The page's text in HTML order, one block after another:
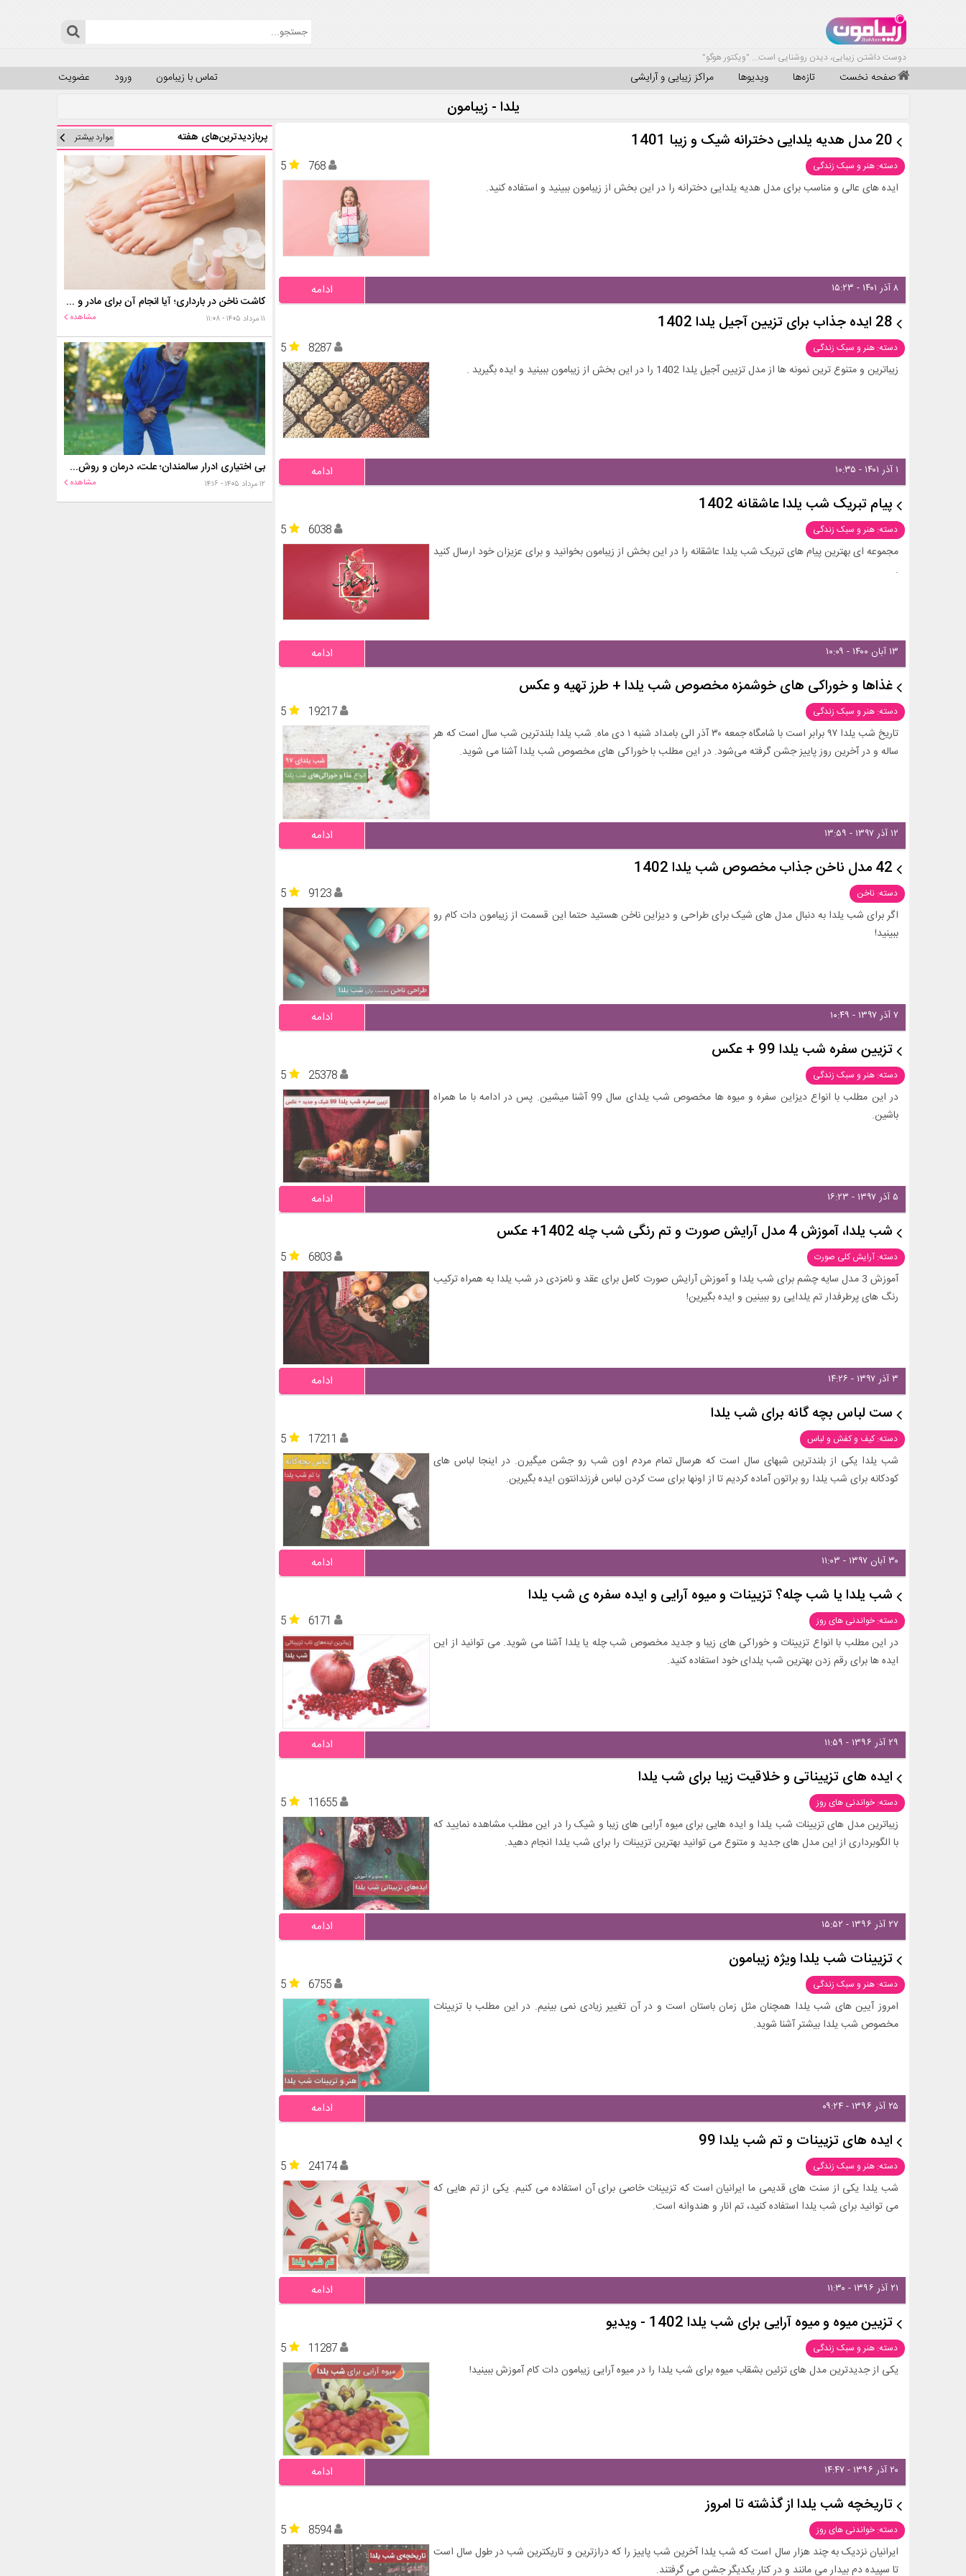
دوست داشتن زیبایی، دیدن روشنایی است... "ویکتور هوگو"
صفحه نخست تازه‌ها ویدیوها مراکز زیبایی و آرایشی عضویت ورود تماس با زیبامون
یلدا - زیبامون
20 مدل هدیه یلدایی دخترانه شیک و زیبا 1401
دسته: هنر و سبک زندگی 5
768
ایده های عالی و مناسب برای مدل هدیه یلدایی دخترانه را در این بخش از زیبامون ببینید و استفاده کنید.
۸ آذر ۱۴۰۱ - ۱۵:۲۳ ادامه
28 ایده جذاب برای تزیین آجیل یلدا 1402
دسته: هنر و سبک زندگی 5
8287
زیباترین و متنوع ترین نمونه ها از مدل تزیین آجیل یلدا 1402 را در این بخش از زیبامون ببینید و ایده بگیرید .
۱ آذر ۱۴۰۱ - ۱۰:۳۵ ادامه
پیام تبریک شب یلدا عاشقانه 1402
دسته: هنر و سبک زندگی 5
6038
مجموعه ای بهترین پیام های تبریک شب یلدا عاشقانه را در این بخش از زیبامون بخوانید و برای عزیزان خود ارسال کنید
.
۱۳ آبان ۱۴۰۰ - ۱۰:۰۹ ادامه
غذاها و خوراکی های خوشمزه مخصوص شب یلدا + طرز تهیه و عکس
دسته: هنر و سبک زندگی 5
19217
تاریخ شب یلدا ۹۷ برابر است با شامگاه جمعه ۳۰ آذر الی بامداد شنبه ۱ دی ماه. شب یلدا بلندترین شب سال است که هر
ساله و در آخرین روز پاییز جشن گرفته می‌شود. در این مطلب با خوراکی های مخصوص شب یلدا آشنا می شوید.
۱۲ آذر ۱۳۹۷ - ۱۳:۵۹ ادامه
42 مدل ناخن جذاب مخصوص شب یلدا 1402
دسته: ناخن 5
9123
اگر برای شب یلدا به دنبال مدل های شیک برای طراحی و دیزاین ناخن هستید حتما این قسمت از زیبامون دات کام رو
ببینید!
۷ آذر ۱۳۹۷ - ۱۰:۴۹ ادامه
تزیین سفره شب یلدا 99 + عکس
دسته: هنر و سبک زندگی 5
25378
در این مطلب با انواع دیزاین سفره و میوه ها مخصوص شب یلدای سال 99 آشنا میشین. پس در ادامه با ما همراه
باشین.
۵ آذر ۱۳۹۷ - ۱۶:۲۳ ادامه
شب یلدا، آموزش 4 مدل آرایش صورت و تم رنگی شب چله 1402+ عکس
دسته: آرایش کلی صورت 5
6803
آموزش 3 مدل سایه چشم برای شب یلدا و آموزش آرایش صورت کامل برای عقد و نامزدی در شب یلدا به همراه ترکیب
رنگ های پرطرفدار تم یلدایی رو ببینین و ایده بگیرین!
۳ آذر ۱۳۹۷ - ۱۴:۲۶ ادامه
ست لباس بچه گانه برای شب یلدا
دسته: کیف و کفش و لباس 5
17211
شب یلدا یکی از بلندترین شبهای سال است که هرسال تمام مردم اون شب رو جشن میگیرن. در اینجا لباس های
کودکانه برای شب یلدا رو براتون آماده کردیم تا از اونها برای ست کردن لباس فرزندانتون ایده بگیرین.
۳۰ آبان ۱۳۹۷ - ۱۱:۰۳ ادامه
شب یلدا یا شب چله؟ تزیینات و میوه آرایی و ایده سفره ی شب یلدا
دسته: خواندنی های روز 5
6171
در این مطلب با انواع تزیینات و خوراکی های زیبا و جدید مخصوص شب چله یا یلدا آشنا می شوید. می توانید از این
ایده ها برای رقم زدن بهترین شب یلدای خود استفاده کنید.
۲۹ آذر ۱۳۹۶ - ۱۱:۵۹ ادامه
ایده های تزییناتی و خلاقیت زیبا برای شب یلدا
دسته: خواندنی های روز 5
11655
زیباترین مدل های تزیینات شب یلدا و ایده هایی برای میوه آرایی های زیبا و شیک را در این مطلب مشاهده نمایید که
با الگوبرداری از این مدل های جدید و متنوع می توانید بهترین تزیینات را برای شب یلدا انجام دهید.
۲۷ آذر ۱۳۹۶ - ۱۵:۵۲ ادامه
تزیینات شب یلدا ویژه زیبامون
دسته: هنر و سبک زندگی 5
6755
امروز آیین های شب یلدا همچنان مثل زمان باستان است و در آن تغییر زیادی نمی بینیم. در این مطلب با تزیینات
مخصوص شب یلدا بیشتر آشنا شوید.
۲۵ آذر ۱۳۹۶ - ۰۹:۲۴ ادامه
ایده های تزیینات و تم شب یلدا 99
دسته: هنر و سبک زندگی 5
24174
شب یلدا یکی از سنت های قدیمی ما ایرانیان است که تزیینات خاصی برای آن استفاده می کنیم. یکی از تم هایی که
می توانید برای شب یلدا استفاده کنید، تم انار و هندوانه است.
۲۱ آذر ۱۳۹۶ - ۱۱:۳۰ ادامه
تزیین میوه و میوه آرایی برای شب یلدا 1402 - ویدیو
دسته: هنر و سبک زندگی 5
11287
یکی از جدیدترین مدل های تزئین بشقاب میوه برای شب یلدا را در میوه آرایی زیبامون دات کام آموزش ببینید!
۲۰ آذر ۱۳۹۶ - ۱۴:۴۷ ادامه
تاریخچه شب یلدا از گذشته تا امروز
دسته: خواندنی های روز 5
8594
ایرانیان نزدیک به چند هزار سال است که شب یلدا آخرین شب پاییز را که درازترین و تاریکترین شب در طول سال است
تا سپیده دم بیدار می مانند و در کنار یکدیگر جشن می گرفتند.
پربازدیدترین‌های هفته موارد بیشتر
کاشت ناخن در بارداری؛ آیا انجام آن برای مادر و جنین خطر دارد؟
۱۱ مرداد ۱۴۰۵ - ۱۱:۰۸ مشاهده
بی اختیاری ادرار سالمندان؛ علت، درمان و روش‌های کنترل در منزل
۱۲ مرداد ۱۴۰۵ - ۱۴:۱۶ مشاهده